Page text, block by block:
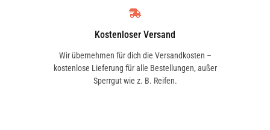
Kostenloser Versand
Wir übernehmen für dich die Versandkosten –
kostenlose Lieferung für alle Bestellungen, außer
Sperrgut wie z. B. Reifen.